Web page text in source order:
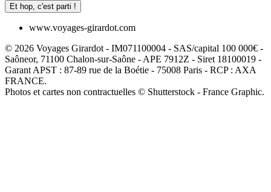
Et hop, c'est parti !
www.voyages-girardot.com
© 2026 Voyages Girardot - IM071100004 - SAS/capital 100 000€ -
Saôneor, 71100 Chalon-sur-Saône - APE 7912Z - Siret 18100019 -
Garant APST : 87-89 rue de la Boétie - 75008 Paris - RCP : AXA
FRANCE.
Photos et cartes non contractuelles © Shutterstock - France Graphic.